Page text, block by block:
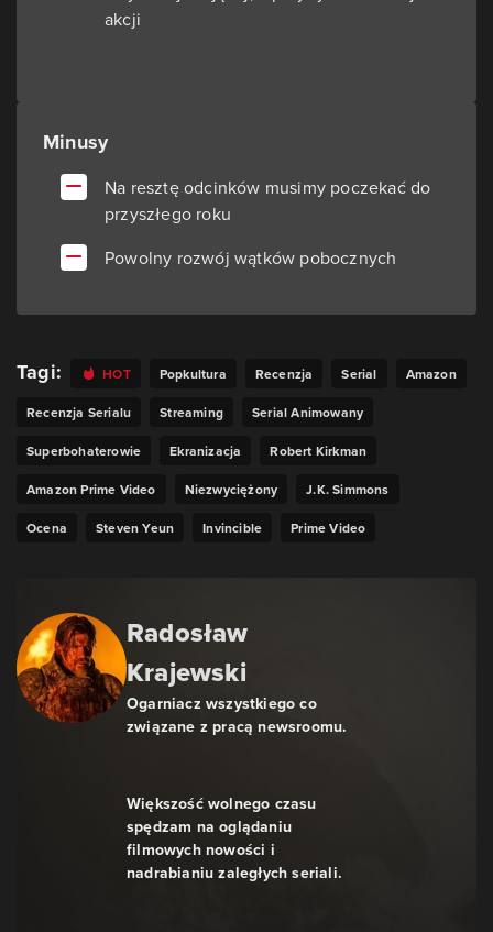
akcji
Minusy
Na resztę odcinków musimy poczekać do
przyszłego roku
Powolny rozwój wątków pobocznych
Tagi: HOT Popkultura Recenzja Serial
Amazon
Recenzja Serialu
Streaming
Serial Animowany
Superbohaterowie
Ekranizacja
Robert Kirkman
Amazon Prime Video
Niezwyciężony
J.K. Simmons
Ocena
Steven Yeun Invincible Prime Video
Radosław
Krajewski
Ogarniacz wszystkiego co
związane z pracą newsroomu.
Większość wolnego czasu
spędzam na oglądaniu
filmowych nowości i
nadrabianiu zaległych seriali.